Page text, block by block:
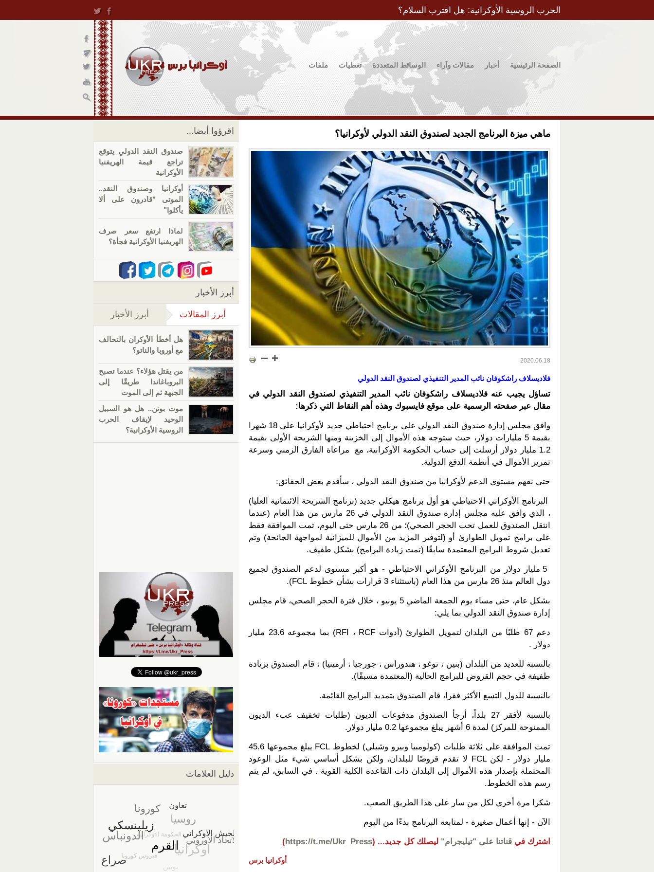
الحرب الروسية الأوكرانية: هل اقترب السلام؟
الصفحة الرئيسية أخبار مقالات وآراء الوسائط المتعددة تغطيات ملفات
ماهي ميزة البرنامج الجديد لصندوق النقد الدولي لأوكرانيا؟
2020.06.18
فلاديسلاف راشكوفان نائب المدير التنفيذي لصندوق النقد الدولي
تساؤل يجيب عنه فلاديسلاف راشكوفان نائب المدير التنفيذي لصندوق النقد الدولي في
مقال عبر صفحته الرسمية على موقع فايسبوك وهذه أهم النقاط التي ذكرها:
وافق مجلس إدارة صندوق النقد الدولي على برنامج احتياطي جديد لأوكرانيا على 18 شهرا
بقيمة 5 مليارات دولار، حيث ستوجه هذه الأموال إلى الخزينة ومنها الشريحة الأولى بقيمة
1.2 مليار دولار أرسلت إلى حساب الحكومة الأوكرانية، مع مراعاة الفارق الزمني وسرعة
تمرير الأموال في أنظمة الدفع الدولية.
حتى نفهم مستوى الدعم لأوكرانيا من صندوق النقد الدولي ، سأقدم بعض الحقائق:
البرنامج الأوكراني الاحتياطي هو أول برنامج هيكلي جديد (برنامج الشريحة الائتمانية العليا)
، الذي وافق عليه مجلس إدارة صندوق النقد الدولي في 26 مارس من هذا العام (عندما
انتقل الصندوق للعمل تحت الحجر الصحي)؛ من 26 مارس حتى اليوم، تمت الموافقة فقط
على برامج تمويل الطوارئ أو (لتوفير المزيد من الأموال للميزانية لمواجهة الجائحة) وتم
تعديل شروط البرامج المعتمدة سابقًا (تمت زيادة البرامج) بشكل طفيف.
5 مليار دولار من البرنامج الأوكراني الاحتياطي - هو أكبر مستوى لدعم الصندوق لجميع
دول العالم منذ 26 مارس من هذا العام (باستثناء 3 قرارات بشأن خطوط FCL).
بشكل عام، حتى مساء يوم الجمعة الماضي 5 يونيو ، خلال فترة الحجر الصحي، قام مجلس
إدارة صندوق النقد الدولي بما يلي:
دعم 67 طلبًا من البلدان لتمويل الطوارئ (أدوات RFI ، RCF) بما مجموعه 23.6 مليار
دولار .
بالنسبة للعديد من البلدان (بنين ، توغو ، هندوراس ، جورجيا ، أرمينيا) ، قام الصندوق بزيادة
طفيفة في حجم القروض للبرامج الحالية (المعتمدة مسبقًا).
بالنسبة للدول التسع الأكثر فقرا، قام الصندوق بتمديد البرامج القائمة.
بالنسبة لأفقر 27 بلداً، أرجأ الصندوق مدفوعات الديون (طلبات تخفيف عبء الديون
الممنوحة للمركز) لمدة 6 أشهر يبلغ مجموعها 0.2 مليار دولار.
تمت الموافقة على ثلاثة طلبات (كولومبيا وبيرو وشيلي) لخطوط FCL يبلغ مجموعها 45.6
مليار دولار - لكن FCL لا تقدم قروضًا للبلدان، ولكن بشكل أساسي شيء مثل الوعود
المحتملة بإصدار هذه الأموال إلى البلدان ذات القاعدة الكلية القوية . في السابق، لم يتم
رسم هذه الخطوط.
شكرا مرة أخرى لكل من سار على هذا الطريق الصعب.
الآن - إنها أعمال صغيرة - لمتابعة البرنامج بدءًا من اليوم
اشترك في قناتنا على "تيليجرام" ليصلك كل جديد... (
https://t.me/Ukr_Press
)
أوكرانيا برس
اقرؤوا أيضا...
صندوق النقد الدولي يتوقع
تراجع قيمة الهريفنيا
الأوكرانية
أوكرانيا وصندوق النقد..
الموتى "قادرون على ألا
يأكلوا"
لماذا ارتفع سعر صرف
الهريفنيا الأوكرانية فجأة؟
أبرز الأخبار
أبرز المقالات (علامة التبويب النشطة)
أبرز الأخبار
هل أخطأ الأوكران بالتحالف
مع أوروبا والناتو؟
من يقتل هؤلاء؟ عندما تصبح
البروباغاندا طريقًا إلى
الجبهة ثم إلى الموت
موت بوتن.. هل هو السبيل
الوحيد لإيقاف الحرب
الروسية الأوكرانية؟
دليل العلامات